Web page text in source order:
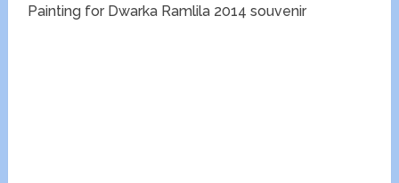
Painting for Dwarka Ramlila 2014 souvenir